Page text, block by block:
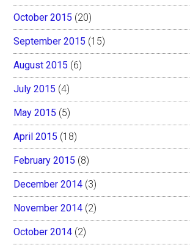
October 2015 (20)
September 2015 (15)
August 2015 (6)
July 2015 (4)
May 2015 (5)
April 2015 (18)
February 2015 (8)
December 2014 (3)
November 2014 (2)
October 2014 (2)